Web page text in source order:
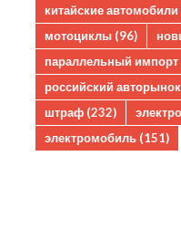
китайские автомобили
мотоциклы (96)
параллельный импорт
российский авторынок
штраф (232)
электромобиль (151)